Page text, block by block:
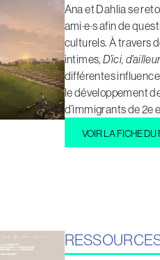
Ana et Dahlia se
ami·e·s afin de
culturels. À travers
intimes,D’ici,
différentes
le développement
d’immigrants de 2e
VOIR LA FICHE DU